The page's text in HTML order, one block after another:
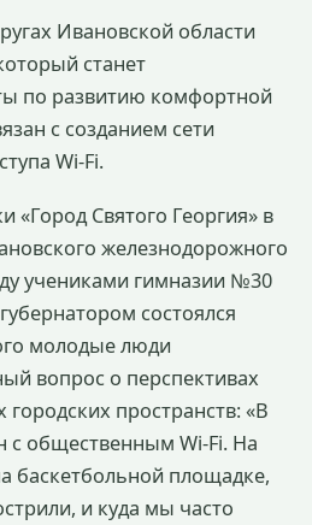
Ивановской области
станет
по развитию комфортной
с созданием сети
Wi-Fi.
«Город Святого Георгия» в
железнодорожного
учениками гимназии №30
состоялся
молодые люди
вопрос о перспективах
пространств: «В
с общественным Wi-Fi. На
баскетбольной площадке,
и куда мы часто